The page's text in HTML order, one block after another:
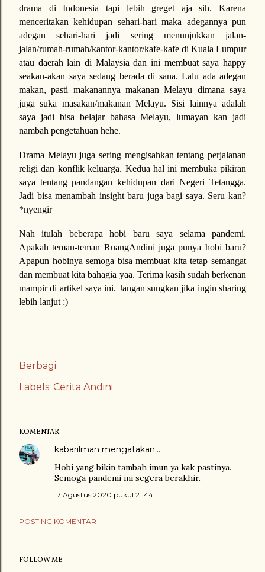
drama di Indonesia tapi lebih greget aja sih. Karena
menceritakan kehidupan sehari-hari maka adegannya pun
adegan sehari-hari jadi sering menunjukkan jalan-
jalan/rumah-rumah/kantor-kantor/kafe-kafe di Kuala Lumpur
atau daerah lain di Malaysia dan ini membuat saya happy
seakan-akan saya sedang berada di sana. Lalu ada adegan
makan, pasti makanannya makanan Melayu dimana saya
juga suka masakan/makanan Melayu. Sisi lainnya adalah
saya jadi bisa belajar bahasa Melayu, lumayan kan jadi
nambah pengetahuan hehe.
Drama Melayu juga sering mengisahkan tentang perjalanan
religi dan konflik keluarga. Kedua hal ini membuka pikiran
saya tentang pandangan kehidupan dari Negeri Tetangga.
Jadi bisa menambah insight baru juga bagi saya. Seru kan?
*nyengir
Nah itulah beberapa hobi baru saya selama pandemi.
Apakah teman-teman RuangAndini juga punya hobi baru?
Apapun hobinya semoga bisa membuat kita tetap semangat
dan membuat kita bahagia yaa. Terima kasih sudah berkenan
mampir di artikel saya ini. Jangan sungkan jika ingin sharing
lebih lanjut :)
Berbagi
Labels: Cerita Andini
KOMENTAR
kabarilman mengatakan…
Hobi yang bikin tambah imun ya kak pastinya.
Semoga pandemi ini segera berakhir.
17 Agustus 2020 pukul 21.44
POSTING KOMENTAR
FOLLOW ME